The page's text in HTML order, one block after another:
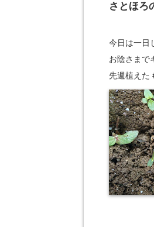
さとほろ
今日は一日
お陰さまで
先週植えた